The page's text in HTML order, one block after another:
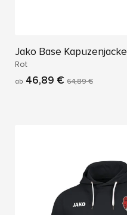
Jako Base Kapuzenjacke
Rot
ab 46,89 € 64,89 €